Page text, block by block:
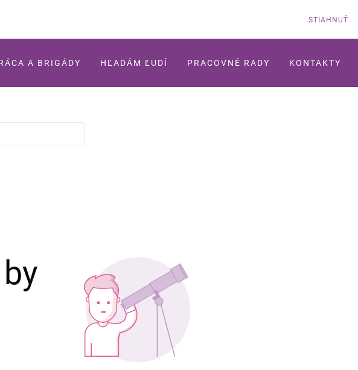
STIAHNUŤ
A BRIGÁDY HĽADÁM ĽUDÍ PRACOVNÉ RADY KONTAKTY